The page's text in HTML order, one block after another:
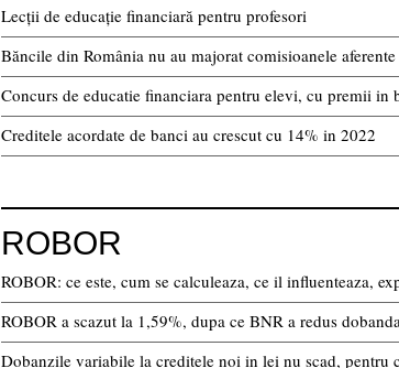
Lecții de educație financiară pentru profesori
Băncile din România nu au majorat comisioanele
Concurs de educatie financiara pentru elevi, cu premii in
Creditele acordate de banci au crescut cu 14% in 2022
ROBOR
ROBOR: ce este, cum se calculeaza, ce il influenteaza,
ROBOR a scazut la 1,59%, dupa ce BNR a redus
Dobanzile variabile la creditele noi in lei nu scad, pentru